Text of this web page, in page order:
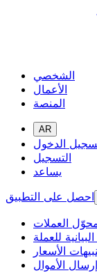
الشخصي
الأعمال
المنصة
AR
الدخول
التسجيل
يساعد
احصل على التطبيق
العملات
للعملة
الأسعار
إرسال الأموال